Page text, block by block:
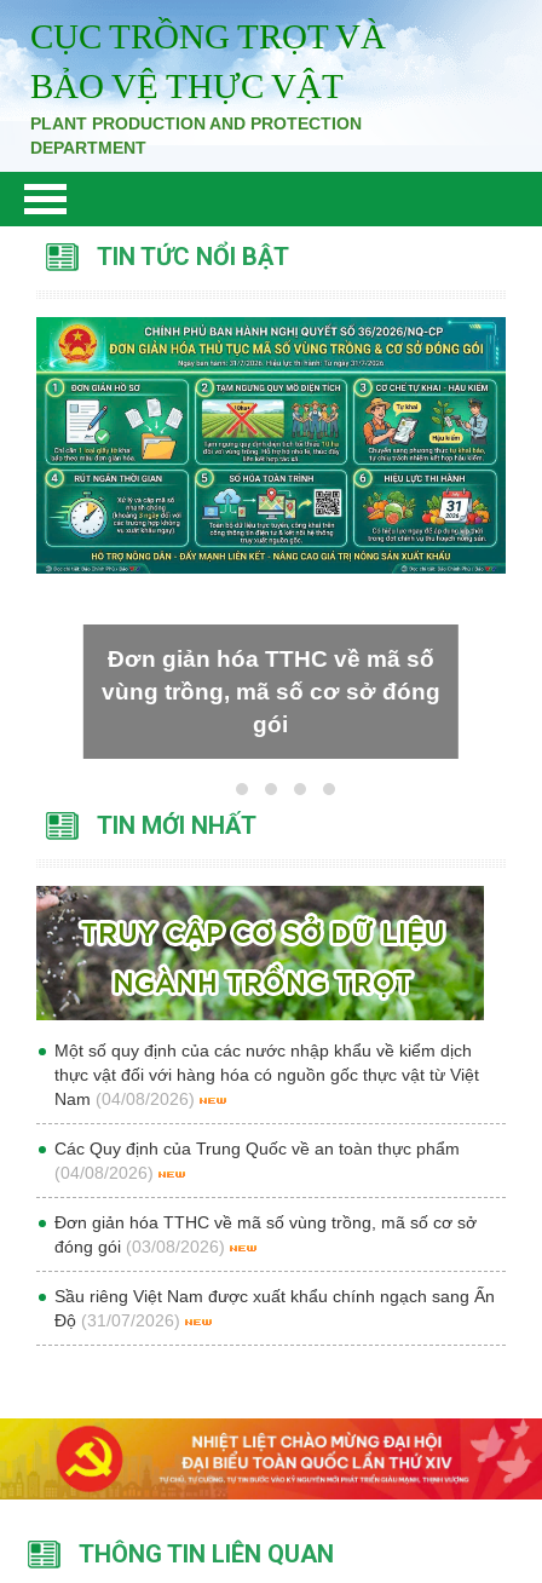
CỤC TRỒNG TRỌT VÀ
BẢO VỆ THỰC VẬT
PLANT PRODUCTION AND PROTECTION
DEPARTMENT
TIN TỨC NỔI BẬT
Đơn giản hóa TTHC về mã số
vùng trồng, mã số cơ sở đóng
gói
TIN MỚI NHẤT
Một số quy định của các nước nhập khẩu về kiểm dịch
thực vật đối với hàng hóa có nguồn gốc thực vật từ Việt
Nam (04/08/2026)
Các Quy định của Trung Quốc về an toàn thực phẩm
(04/08/2026)
Đơn giản hóa TTHC về mã số vùng trồng, mã số cơ sở
đóng gói (03/08/2026)
Sầu riêng Việt Nam được xuất khẩu chính ngạch sang Ấn
Độ (31/07/2026)
THÔNG TIN LIÊN QUAN